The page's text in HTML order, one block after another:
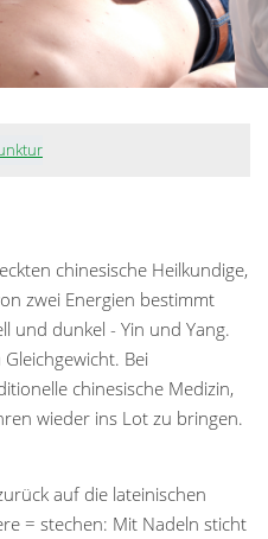
chinesische Heilkundige,
zwei Energien bestimmt
und dunkel - Yin und Yang.
Bei
chinesische Medizin,
wieder ins Lot zu bringen.
auf die lateinischen
= stechen: Mit Nadeln sticht